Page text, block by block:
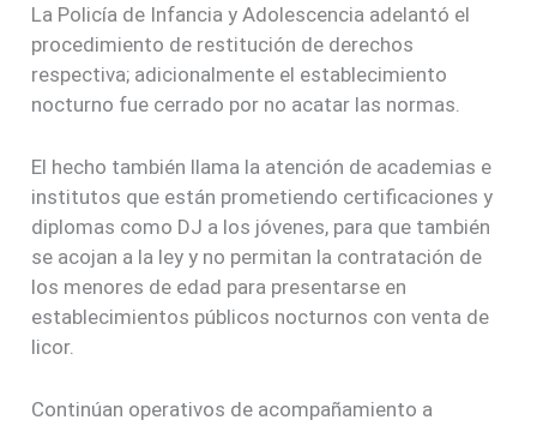
La Policía de Infancia y Adolescencia adelantó el
procedimiento de restitución de derechos
respectiva; adicionalmente el establecimiento
nocturno fue cerrado por no acatar las normas.
El hecho también llama la atención de academias e
institutos que están prometiendo certificaciones y
diplomas como DJ a los jóvenes, para que también
se acojan a la ley y no permitan la contratación de
los menores de edad para presentarse en
establecimientos públicos nocturnos con venta de
licor.
Continúan operativos de acompañamiento a